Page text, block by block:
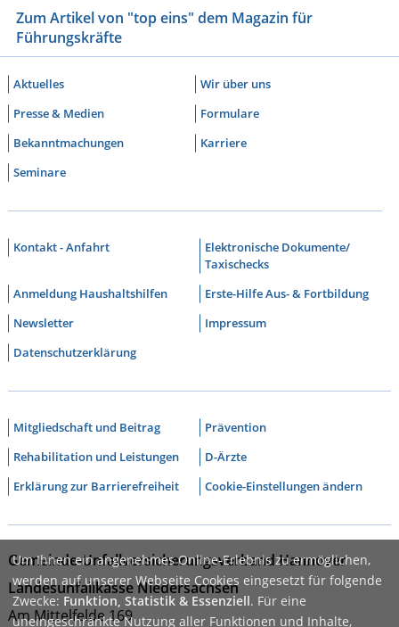
Zum Artikel von "top eins" dem Magazin für
Führungskräfte
Aktuelles
Wir über uns
Presse & Medien
Formulare
Bekanntmachungen
Karriere
Seminare
Kontakt - Anfahrt
Elektronische Dokumente/
Taxischecks
Anmeldung Haushaltshilfen
Erste-Hilfe Aus- & Fortbildung
Newsletter
Impressum
Datenschutzerklärung
Mitgliedschaft und Beitrag
Prävention
Rehabilitation und Leistungen
D-Ärzte
Erklärung zur Barrierefreiheit
Cookie-Einstellungen ändern
Gemeinde-Unfallversicherungsverband Hannover
Landesunfallkasse Niedersachsen
Am Mittelfelde 169
Um Ihnen ein angenehmes Online-Erlebnis zu ermöglichen,
werden auf unserer Webseite Cookies eingesetzt für folgende
Zwecke: Funktion, Statistik & Essenziell. Für eine
uneingeschränkte Nutzung aller Funktionen und Inhalte,